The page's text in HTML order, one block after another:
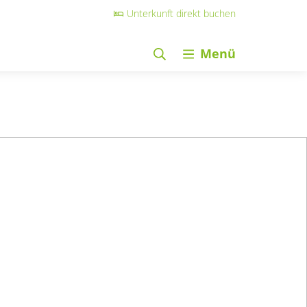
Unterkunft direkt buchen
Menü